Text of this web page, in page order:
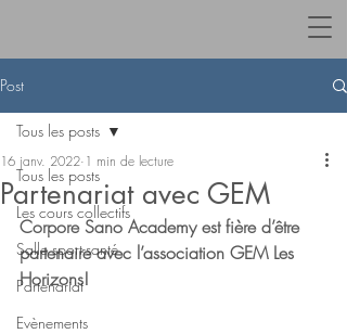
Post
Tous les posts
Les cours collectifs
Salle sport-santé
Partenariat
Evènements
Tous les posts
Partenariat avec GEM
16 janv. 2022 1 min de lecture
Corpore Sano Academy est fière d’être
partenaire avec l’association GEM Les
Horizons!